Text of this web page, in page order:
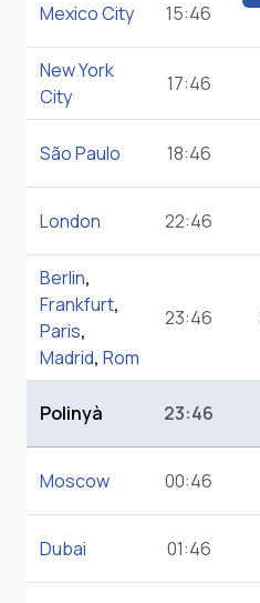
Mexico City 15:46
New York
City
17:46
São Paulo 18:46
London 22:46
Berlin,
Frankfurt,
Paris,
Madrid, Rom
23:46
Polinyà 23:46
Moscow 00:46
Dubai 01:46